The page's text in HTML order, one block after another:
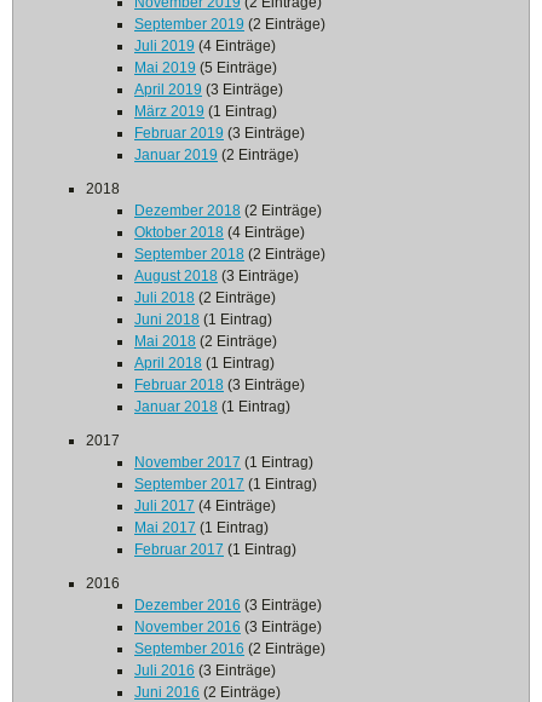
September 2019 (2 Einträge)
Juli 2019 (4 Einträge)
Mai 2019 (5 Einträge)
April 2019 (3 Einträge)
März 2019 (1 Eintrag)
Februar 2019 (3 Einträge)
Januar 2019 (2 Einträge)
2018
Dezember 2018 (2 Einträge)
Oktober 2018 (4 Einträge)
September 2018 (2 Einträge)
August 2018 (3 Einträge)
Juli 2018 (2 Einträge)
Juni 2018 (1 Eintrag)
Mai 2018 (2 Einträge)
April 2018 (1 Eintrag)
Februar 2018 (3 Einträge)
Januar 2018 (1 Eintrag)
2017
November 2017 (1 Eintrag)
September 2017 (1 Eintrag)
Juli 2017 (4 Einträge)
Mai 2017 (1 Eintrag)
Februar 2017 (1 Eintrag)
2016
Dezember 2016 (3 Einträge)
November 2016 (3 Einträge)
September 2016 (2 Einträge)
Juli 2016 (3 Einträge)
Juni 2016 (2 Einträge)